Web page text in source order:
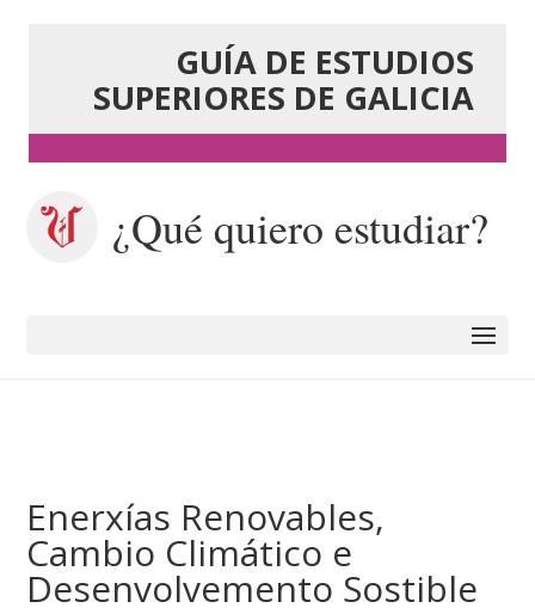
GUÍA DE ESTUDIOS
SUPERIORES DE GALICIA
¿Qué quiero estudiar?
Enerxías Renovables,
Cambio Climático e
Desenvolvemento Sostible